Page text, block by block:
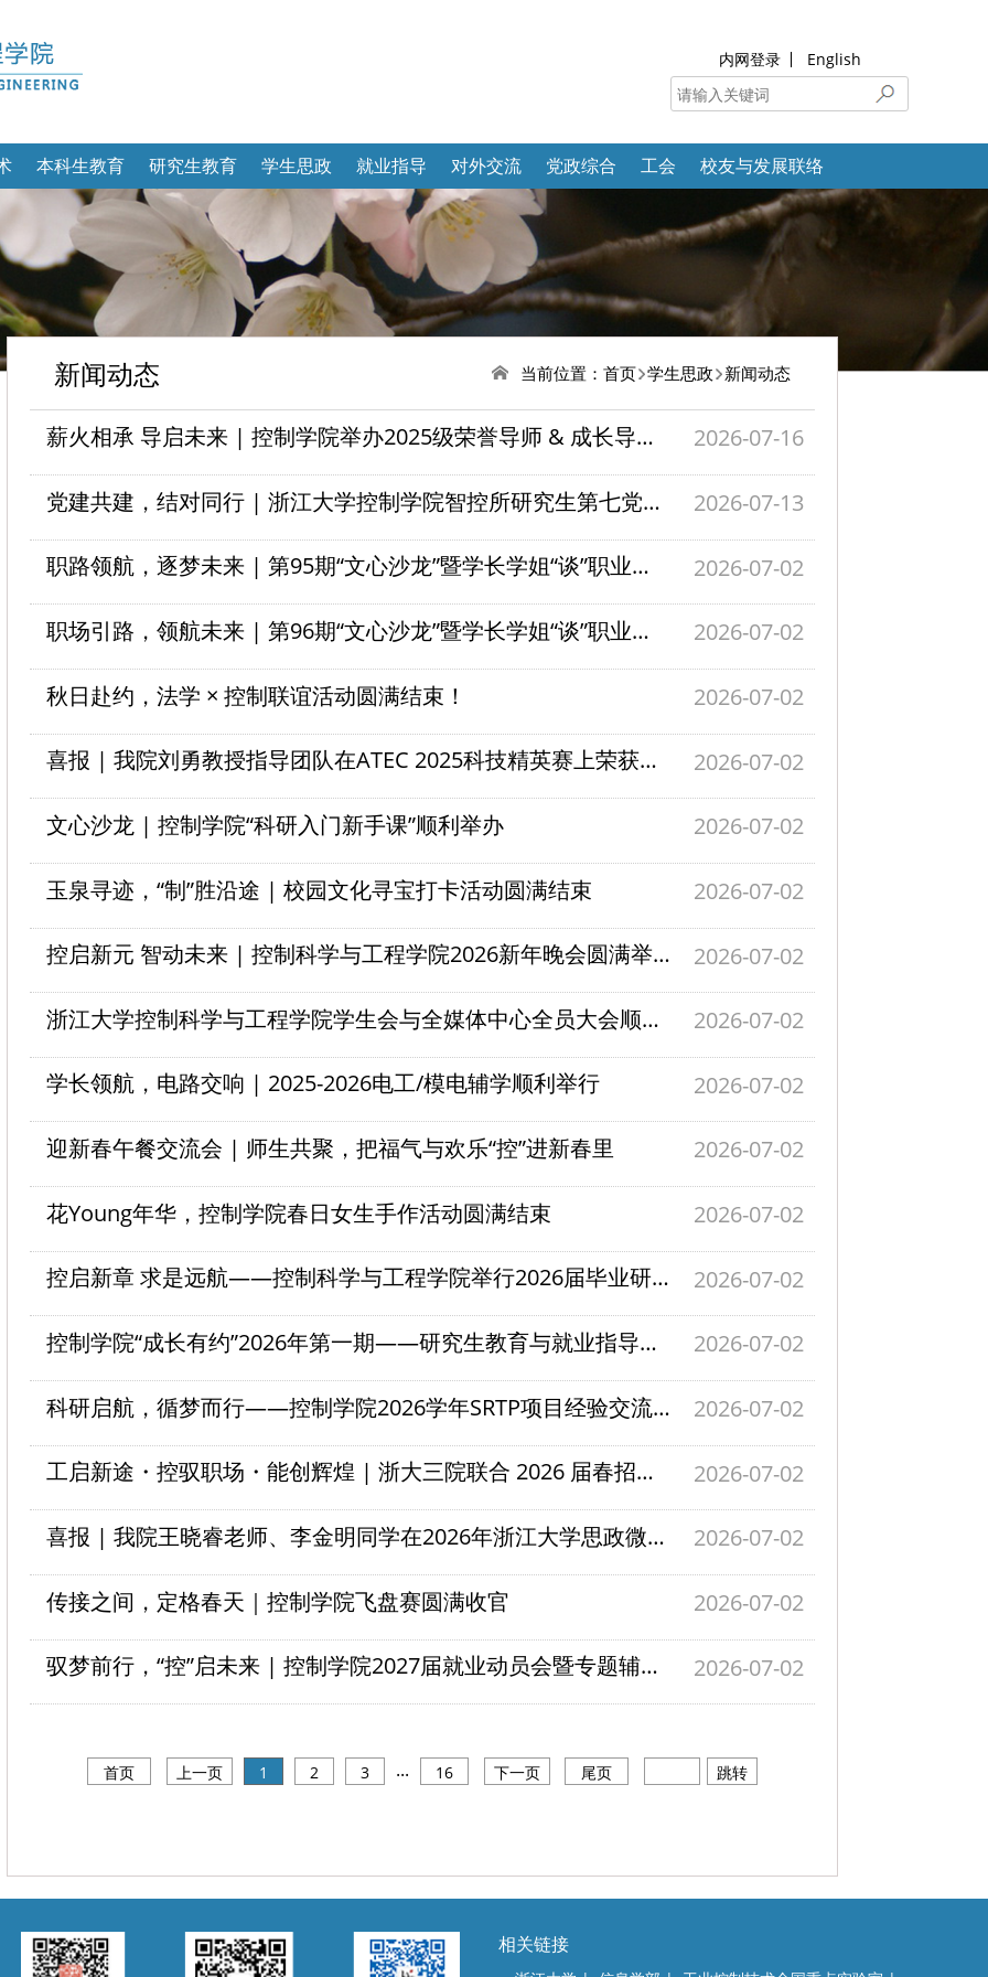
内网登录 English
本科生教育 研究生教育 学生思政 就业指导 对外交流 党政综合 工会 校友与发展联络
新闻动态 当前位置： 首页 学生思政 新闻动态
薪火相承 导启未来 | 控制学院举办2025级荣誉导师 & 成长导师聘任仪式暨师生交流会 2026-07-16
党建共建，结对同行 | 浙江大学控制学院智控所研究生第七党支部走进中国空间技术研究院杭州中心 2026-07-13
职路领航，逐梦未来 | 第95期“文心沙龙”暨学长学姐“谈”职业生涯规划交流会顺利举行 2026-07-02
职场引路，领航未来 | 第96期“文心沙龙”暨学长学姐“谈”职业生涯规划交流会顺利举行 2026-07-02
秋日赴约，法学 × 控制联谊活动圆满结束！ 2026-07-02
喜报 | 我院刘勇教授指导团队在ATEC 2025科技精英赛上荣获冠军 2026-07-02
文心沙龙 | 控制学院“科研入门新手课”顺利举办 2026-07-02
玉泉寻迹，“制”胜沿途 | 校园文化寻宝打卡活动圆满结束 2026-07-02
控启新元 智动未来 | 控制科学与工程学院2026新年晚会圆满举行 2026-07-02
浙江大学控制科学与工程学院学生会与全媒体中心全员大会顺利召开 2026-07-02
学长领航，电路交响 | 2025-2026电工/模电辅学顺利举行 2026-07-02
迎新春午餐交流会 | 师生共聚，把福气与欢乐“控”进新春里 2026-07-02
花Young年华，控制学院春日女生手作活动圆满结束 2026-07-02
控启新章 求是远航——控制科学与工程学院举行2026届毕业研究生大会 2026-07-02
控制学院“成长有约”2026年第一期——研究生教育与就业指导工作专场顺利举办 2026-07-02
科研启航，循梦而行——控制学院2026学年SRTP项目经验交流会圆满落幕 2026-07-02
工启新途・控驭职场・能创辉煌 | 浙大三院联合 2026 届春招暨 2027 届实习招聘会圆满落幕 2026-07-02
喜报 | 我院王晓睿老师、李金明同学在2026年浙江大学思政微课大赛决赛中斩获佳绩！ 2026-07-02
传接之间，定格春天｜控制学院飞盘赛圆满收官 2026-07-02
驭梦前行，“控”启未来 | 控制学院2027届就业动员会暨专题辅导报告顺利举办 2026-07-02
首页 上一页 1 2 3 ... 16 下一页 尾页 跳转
相关链接